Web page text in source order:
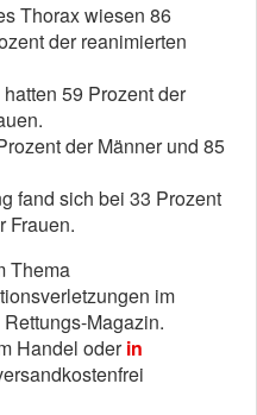
Thorax wiesen 86
der reanimierten
59 Prozent der
der Männer und 85
fand sich bei 33 Prozent
Frauen.
Thema
im
Magazin.
Handel oderin